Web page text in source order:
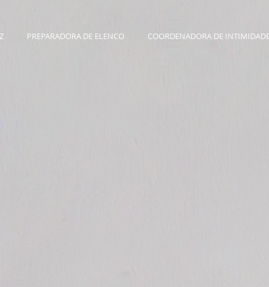
PREPARADORA DE ELENCO COORDENADORA DE INTIMIDADE